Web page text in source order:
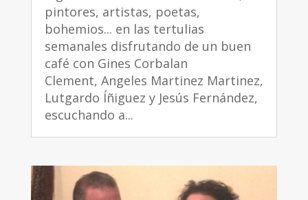
pintores, artistas, poetas,
bohemios... en las tertulias
semanales disfrutando de un buen
café con Gines Corbalan
Clement, Angeles Martinez Martinez,
Lutgardo Íñiguez y Jesús Fernández,
escuchando a...